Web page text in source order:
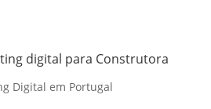
digital para Construtora
Digital em Portugal